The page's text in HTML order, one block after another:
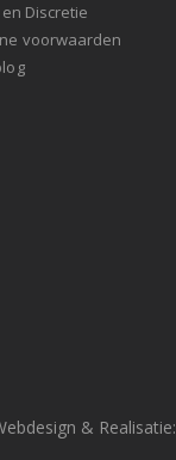
Discretie
voorwaarden
& Realisatie: